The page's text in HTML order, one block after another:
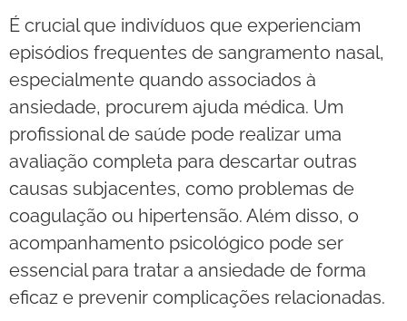
É crucial que indivíduos que experienciam
episódios frequentes de sangramento nasal,
especialmente quando associados à
ansiedade, procurem ajuda médica. Um
profissional de saúde pode realizar uma
avaliação completa para descartar outras
causas subjacentes, como problemas de
coagulação ou hipertensão. Além disso, o
acompanhamento psicológico pode ser
essencial para tratar a ansiedade de forma
eficaz e prevenir complicações relacionadas.